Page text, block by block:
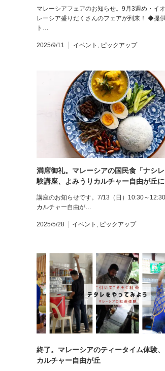
マレーシアフェアのお知らせ。9月3週め・イ
レーシア盛りだくさんのフェアが到来！ ◆提
ト…
2025/9/11 イベント , ピックアップ
満席御礼。マレーシアの国民食「ナシ
験講座、よみうりカルチャー自由が丘に
講座のお知らせです。7/13（日）10:30～
カルチャー自由が…
2025/5/28 イベント , ピックアップ
終了。マレーシアのティータイム体験
カルチャー自由が丘